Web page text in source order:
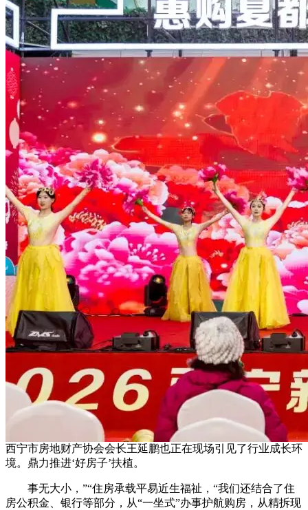
西宁市房地财产协会会长王延鹏也正在现场引见了行业成长环
境。鼎力推进‘好房子’扶植。
事无大小，”“住房承载平易近生福祉，“我们还结合了住
房公积金、银行等部分，从“一坐式”办事护航购房，从精拆现